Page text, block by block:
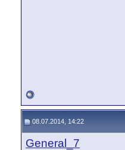
08.07.2014, 14:22
General_7